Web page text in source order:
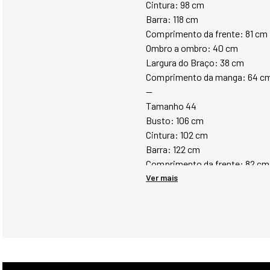
Cintura: 98 cm
Barra: 118 cm
Comprimento da frente: 81 cm
Ombro a ombro: 40 cm
Largura do Braço: 38 cm
Comprimento da manga: 64
--
Tamanho 44
Busto: 106 cm
Cintura: 102 cm
Barra: 122 cm
Comprimento da frente: 82 cm
Ombro a ombro: 40 cm
Cintura: 106 cm
Ver mais